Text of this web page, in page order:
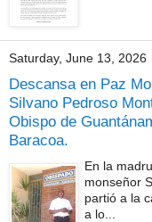
Saturday, June 13, 2026
Descansa en Paz
Silvano Pedroso
Obispo de
Baracoa.
En la
monseñor
partió a la
a lo...